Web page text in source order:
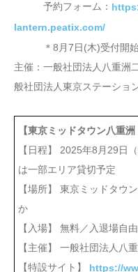
予約フォーム：
lantern.peatix.com/
＊8月7日(木)受付開始予
主催：一般社団法人八重洲
般社団法⼈東京ステーショ
【東京ミッドタウン八重
【日程】 2025年8月29日
は一部エリア貸切予定
【場所】 東京ミッドタウ
か
【入場】 無料／入退場自
【主催】 一般社団法人八
【特設サイト】 https://